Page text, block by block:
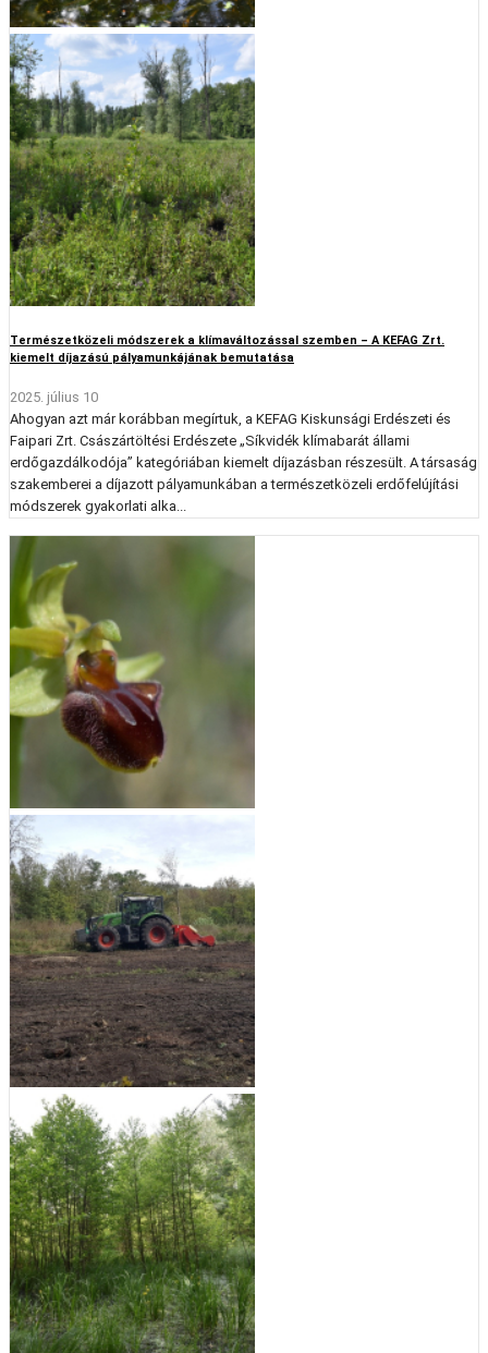
Természetközeli módszerek a klímaváltozással szemben – A KEFAG Zrt.
kiemelt díjazású pályamunkájának bemutatása
2025. július 10
Ahogyan azt már korábban megírtuk, a KEFAG Kiskunsági Erdészeti és
Faipari Zrt. Császártöltési Erdészete „Síkvidék klímabarát állami
erdőgazdálkodója” kategóriában kiemelt díjazásban részesült. A társaság
szakemberei a díjazott pályamunkában a természetközeli erdőfelújítási
módszerek gyakorlati alka...